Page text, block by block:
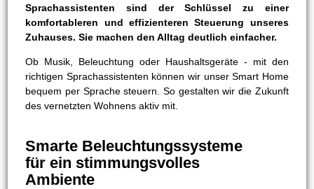
Sprachassistenten sind der Schlüssel zu einer
komfortableren und effizienteren Steuerung unseres
Zuhauses. Sie machen den Alltag deutlich einfacher.
Ob Musik, Beleuchtung oder Haushaltsgeräte - mit den
richtigen Sprachassistenten können wir unser Smart Home
bequem per Sprache steuern. So gestalten wir die Zukunft
des vernetzten Wohnens aktiv mit.
Smarte Beleuchtungssysteme
für ein stimmungsvolles
Ambiente